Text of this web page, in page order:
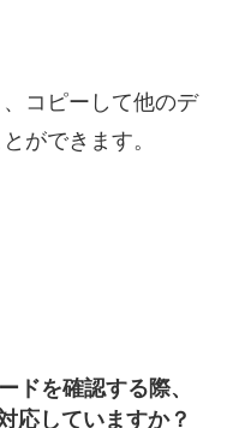
コピーして他のデ
ができます。
ドを確認する際、
応していますか？